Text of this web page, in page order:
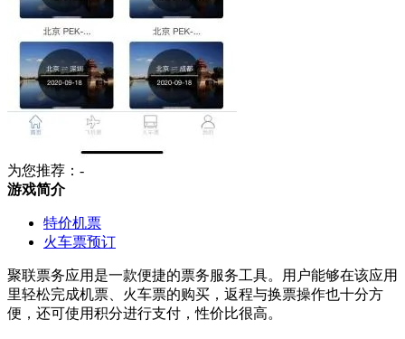
为您推荐：-
游戏简介
特价机票
火车票预订
聚联票务应用是一款便捷的票务服务工具。用户能够在该应用
里轻松完成机票、火车票的购买，返程与换票操作也十分方
便，还可使用积分进行支付，性价比很高。